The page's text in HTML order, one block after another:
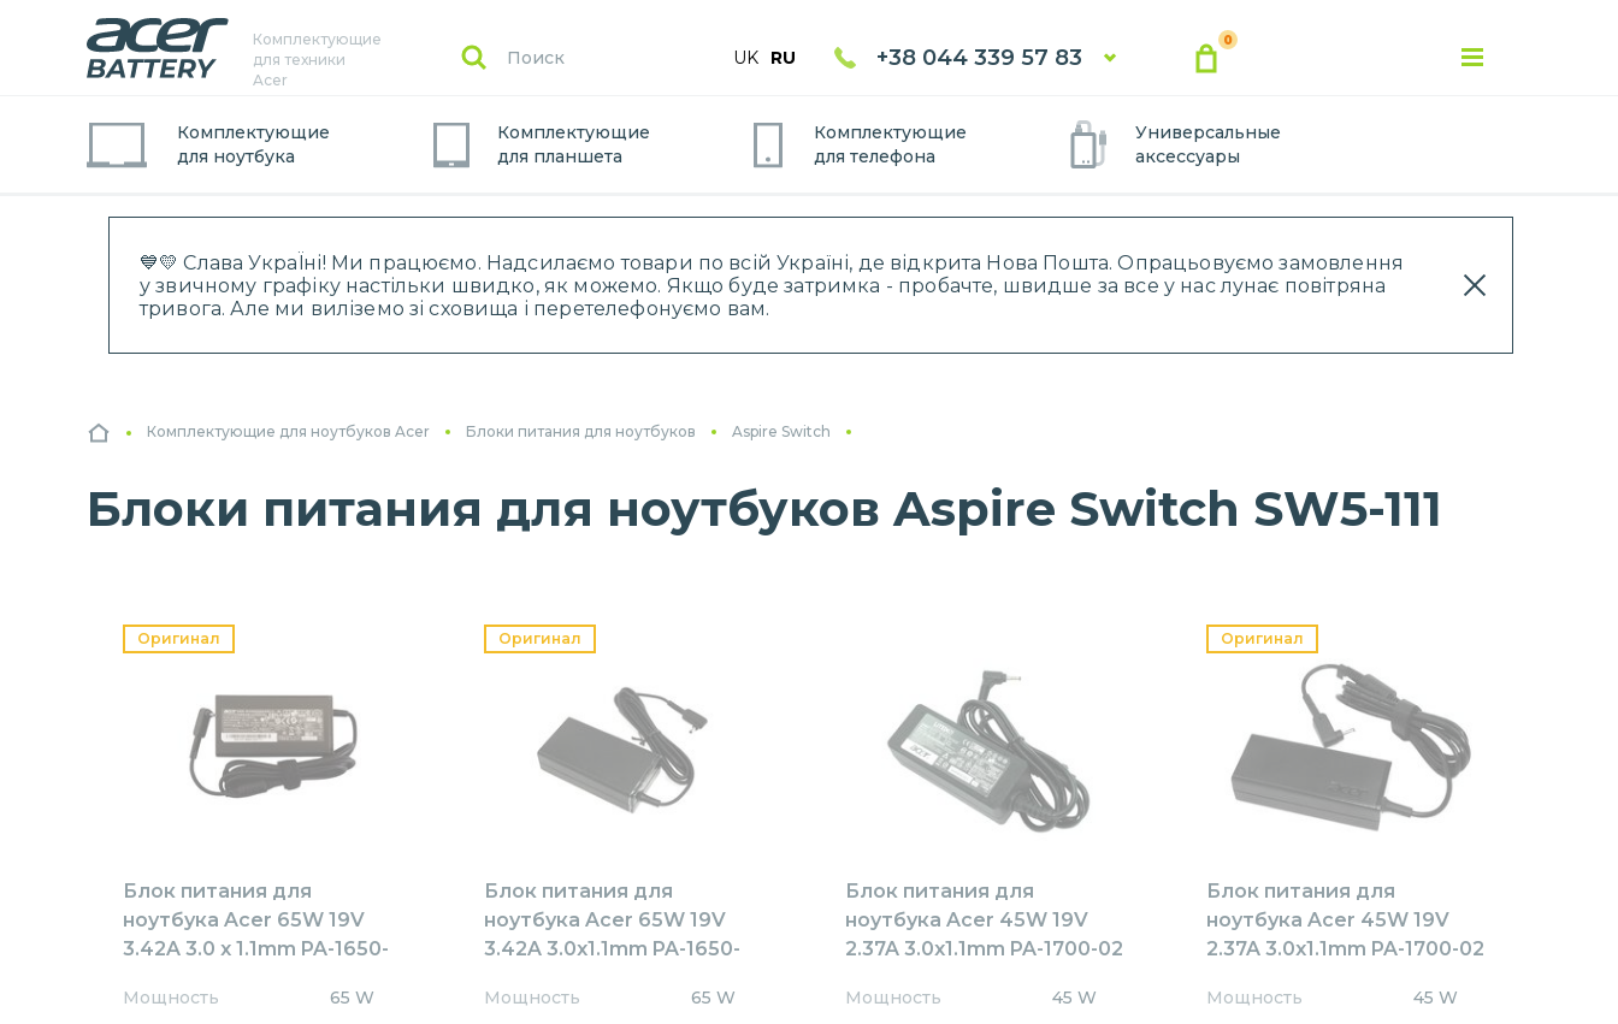
💙💛 Слава УкраЇні! Ми працюємо. Надсилаємо товари по всій Україні, де відкрита Нова Пошта. Опрацьовуємо замовлення
у звичному графіку настільки швидко, як можемо. Якщо буде затримка - пробачте, швидше за все у нас лунає повітряна
тривога. Але ми виліземо зі сховища і перетелефонуємо вам.
Комплектующие
для техники
Acer
UK RU +38 044 339 57 83
0
Комплектующие
для ноутбука
Комплектующие
для планшета
Комплектующие
для телефона
Универсальные
аксессуары
Комплектующие для ноутбуков Acer Блоки питания для ноутбуков Aspire Switch
Блоки питания для ноутбуков Aspire Switch SW5-111
Оригинал
Блок питания для
ноутбука Acer 65W 19V
3.42A 3.0 x 1.1mm PA-1650-
Мощность
65 W
Оригинал
Блок питания для
ноутбука Acer 65W 19V
3.42A 3.0x1.1mm PA-1650-
Мощность
65 W
Блок питания для
ноутбука Acer 45W 19V
2.37A 3.0x1.1mm PA-1700-02
Мощность
45 W
Оригинал
Блок питания для
ноутбука Acer 45W 19V
2.37A 3.0x1.1mm PA-1700-02
Мощность
45 W